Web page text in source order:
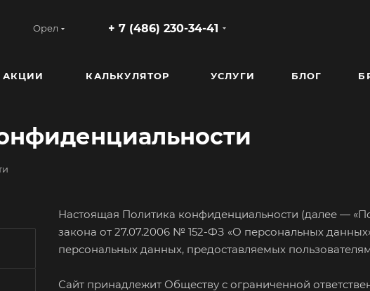
Орел + 7 (486) 230-34-41
АКЦИИ КАЛЬКУЛЯТОР УСЛУГИ БЛОГ
Настоящая Политика конфиденциальности (далее —
закона от 27.07.2006 № 152-ФЗ «О персональных
персональных данных, предоставляемых
Сайт принадлежит Обществу с ограниченной